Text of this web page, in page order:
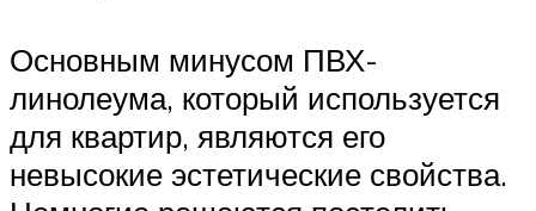
Основным минусом ПВХ-
линолеума, который используется
для квартир, являются его
невысокие эстетические свойства.